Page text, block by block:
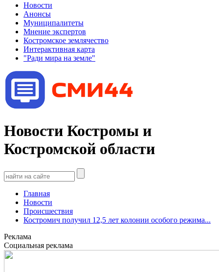
Новости
Анонсы
Муниципалитеты
Мнение экспертов
Костромское землячество
Интерактивная карта
"Ради мира на земле"
Новости Костромы и
Костромской области
Главная
Новости
Происшествия
Костромич получил 12,5 лет колонии особого режима...
Реклама
Социальная реклама